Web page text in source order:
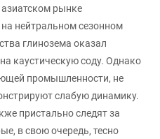
рынке
нейтральном сезонном
глинозема оказал
каустическую соду. Однако
промышленности, не
слабую динамику.
пристально следят за
в свою очередь, тесно